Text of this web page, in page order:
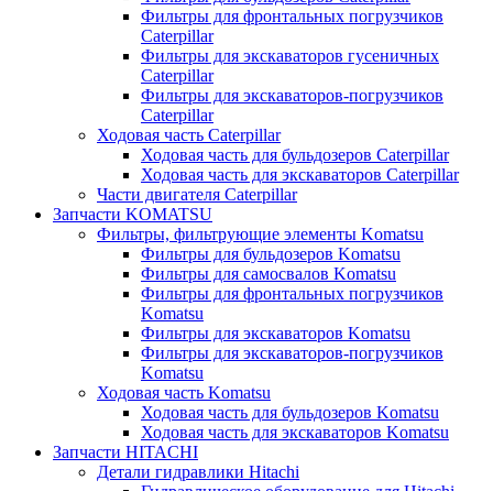
Фильтры для фронтальных погрузчиков
Caterpillar
Фильтры для экскаваторов гусеничных
Caterpillar
Фильтры для экскаваторов-погрузчиков
Caterpillar
Ходовая часть Caterpillar
Ходовая часть для бульдозеров Caterpillar
Ходовая часть для экскаваторов Caterpillar
Части двигателя Caterpillar
Запчасти KOMATSU
Фильтры, фильтрующие элементы Komatsu
Фильтры для бульдозеров Komatsu
Фильтры для самосвалов Komatsu
Фильтры для фронтальных погрузчиков
Komatsu
Фильтры для экскаваторов Komatsu
Фильтры для экскаваторов-погрузчиков
Komatsu
Ходовая часть Komatsu
Ходовая часть для бульдозеров Komatsu
Ходовая часть для экскаваторов Komatsu
Запчасти HITACHI
Детали гидравлики Hitachi